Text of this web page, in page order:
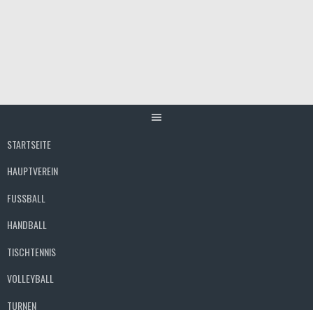
STARTSEITE
HAUPTVEREIN
FUSSBALL
HANDBALL
TISCHTENNIS
VOLLEYBALL
TURNEN